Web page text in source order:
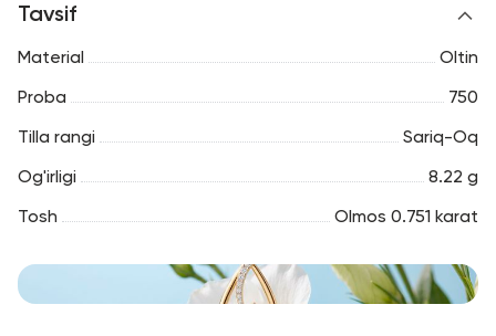
Tavsif
Material Oltin
Proba 750
Tilla rangi Sariq-Oq
Og'irligi 8.22 g
Tosh Olmos 0.751 karat